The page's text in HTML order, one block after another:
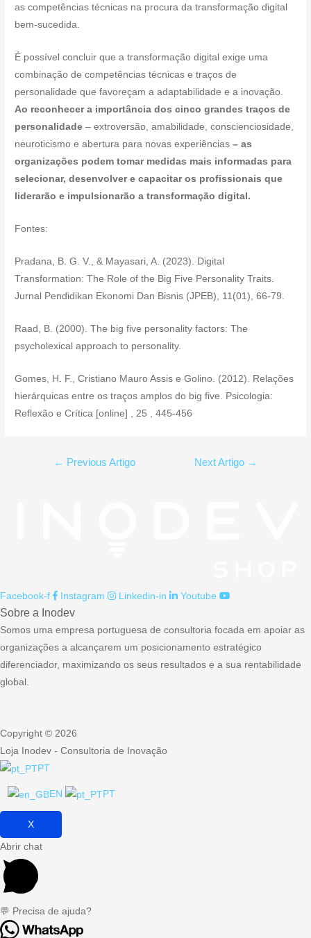
as competências técnicas na procura da transformação digital
bem-sucedida.
É possível concluir que a transformação digital exige uma
combinação de competências técnicas e traços de
personalidade que favoreçam a adaptabilidade e a inovação.
Ao reconhecer a importância dos cinco grandes traços de
personalidade– extroversão, amabilidade, conscienciosidade,
neuroticismo e abertura para novas experiências– as
organizações podem tomar medidas mais informadas para
selecionar, desenvolver e capacitar os profissionais que
liderarão e impulsionarão a transformação digital.
Fontes:
Pradana, B. G. V., & Mayasari, A. (2023). Digital
Transformation: The Role of the Big Five Personality Traits.
Jurnal Pendidikan Ekonomi Dan Bisnis (JPEB), 11(01), 66-79.
Raad, B. (2000). The big five personality factors: The
psycholexical approach to personality.
Gomes, H. F., Cristiano Mauro Assis e Golino. (2012). Relações
hierárquicas entre os traços amplos do big five. Psicologia:
Reflexão e Crítica [online] , 25 , 445-456
Navegação
← Previous Artigo Next Artigo →
Facebook-f Instagram Linkedin-in Youtube
Sobre a Inodev
Somos uma empresa portuguesa de consultoria focada em apoiar as
organizações a alcançarem um posicionamento estratégico
diferenciador, maximizando os seus resultados e a sua rentabilidade
global.
Copyright © 2026
Loja Inodev - Consultoria de Inovação
PT
EN PT
X
Abrir chat
💬 Precisa de ajuda?